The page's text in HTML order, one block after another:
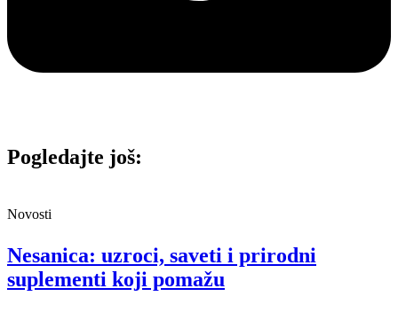
Pogledajte još:
Novosti
Nesanica: uzroci, saveti i prirodni
suplementi koji pomažu